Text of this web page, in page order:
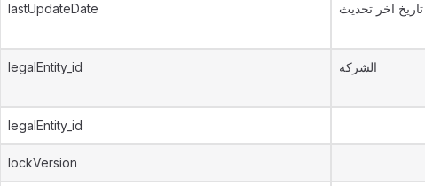
lastUpdateDate تاريخ اخر تحديث
legalEntity_id الشركة
legalEntity_id
lockVersion